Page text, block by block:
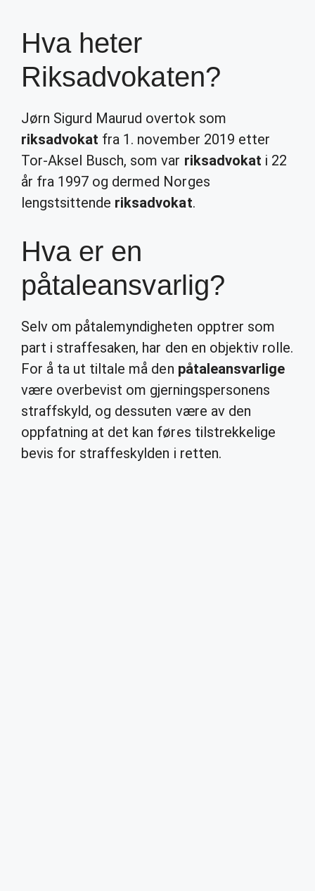
Hva heter
Riksadvokaten?
Jørn Sigurd Maurud overtok som
riksadvokat fra 1. november 2019 etter
Tor-Aksel Busch, som var riksadvokat i 22
år fra 1997 og dermed Norges
lengstsittende riksadvokat.
Hva er en
påtaleansvarlig?
Selv om påtalemyndigheten opptrer som
part i straffesaken, har den en objektiv rolle.
For å ta ut tiltale må den påtaleansvarlige
være overbevist om gjerningspersonens
straffskyld, og dessuten være av den
oppfatning at det kan føres tilstrekkelige
bevis for straffeskylden i retten.